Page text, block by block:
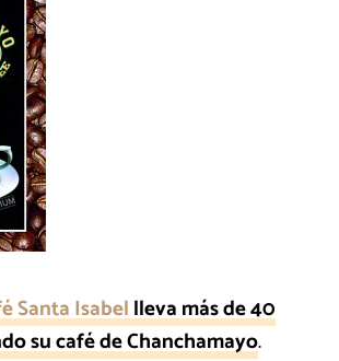
Santa Isabellleva más de 40
su café de Chanchamayo.